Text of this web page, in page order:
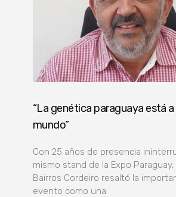
“La genética paraguaya está
mundo”
Con 25 años de presencia
mismo stand de la Expo
Bairros Cordeiro resaltó la
evento como una